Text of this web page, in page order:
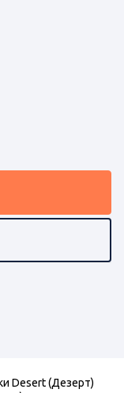
Desert (Дезерт)